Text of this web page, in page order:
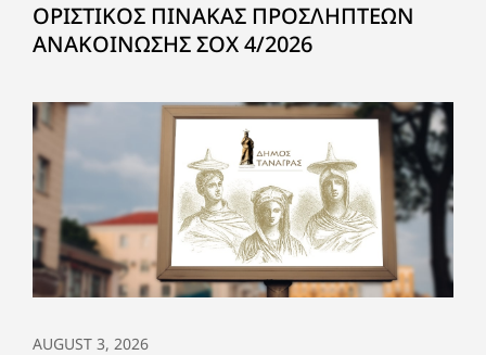
ΟΡΙΣΤΙΚΟΣ ΠΙΝΑΚΑΣ ΠΡΟΣΛΗΠΤΕΩΝ
ΑΝΑΚΟΙΝΩΣΗΣ ΣΟΧ 4/2026
AUGUST 3, 2026